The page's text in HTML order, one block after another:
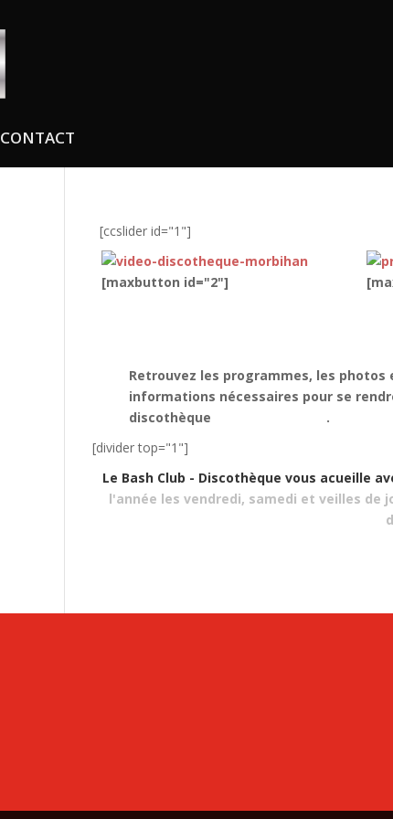
CONTACT
[ccslider id="1"]
[maxbutton id="2"]
Retrouvez les programmes, les
informations nécessaires pour se
discothèque
.
[divider top="1"]
Le Bash Club - Discothèque vous acueille
l'année les vendredi, samedi et veilles de